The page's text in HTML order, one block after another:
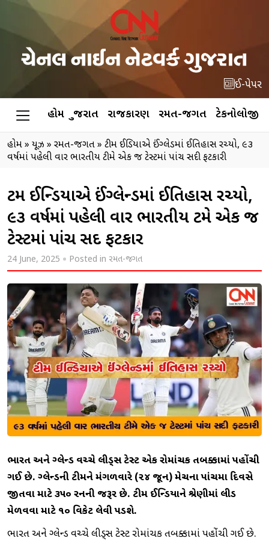
ઈ-પેપર
હોમ ગુજરાત રાજકારણ રમત-જગત ટેકનોલોજી
હોમ» ન્યૂઝ » રમત-જગત» ટીમ ઈન્ડિયાએ ઈંગ્લેન્ડમાં ઈતિહાસ રચ્યો, ૯૩
વર્ષમાં પહેલી વાર ભારતીય ટીમે એક જ ટેસ્ટમાં પાંચ સદી ફટકારી
ટીમ ઈન્ડિયાએ ઈંગ્લેન્ડમાં ઈતિહાસ રચ્યો,
૯૩ વર્ષમાં પહેલી વાર ભારતીય ટીમે એક જ
ટેસ્ટમાં પાંચ સદી ફટકારી
24 June, 2025 Posted in રમત-જગત
ભારત અને ઈંગ્લેન્ડ વચ્ચે લીડ્સ ટેસ્ટ એક રોમાંચક તબક્કામાં પહોંચી
ગઈ છે. ઈંગ્લેન્ડની ટીમને મંગળવારે (૨૪ જૂન) મેચના પાંચમા દિવસે
જીતવા માટે ૩૫૦ રનની જરૂર છે. ટીમ ઈન્ડિયાને શ્રેણીમાં લીડ
મેળવવા માટે ૧૦ વિકેટ લેવી પડશે.
ભારત અને ઇંગ્લેન્ડ વચ્ચે લીડ્સ ટેસ્ટ રોમાંચક તબક્કામાં પહોંચી ગઈ છે.